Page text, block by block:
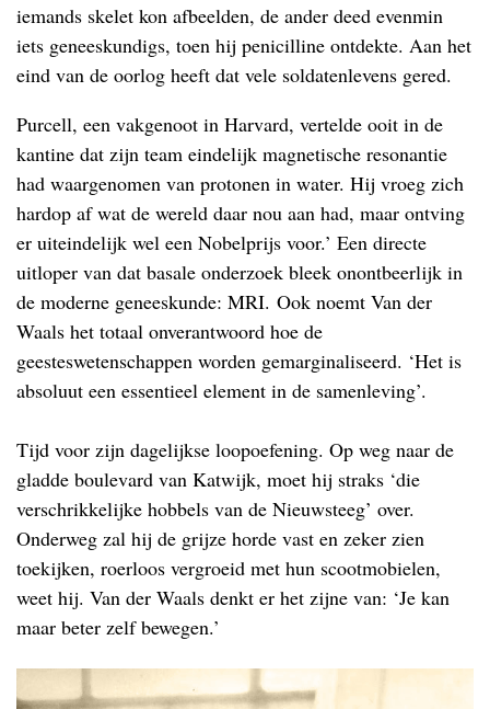
iemands skelet kon afbeelden, de ander deed evenmin
iets geneeskundigs, toen hij penicilline ontdekte. Aan het
eind van de oorlog heeft dat vele soldatenlevens gered.
Purcell, een vakgenoot in Harvard, vertelde ooit in de
kantine dat zijn team eindelijk magnetische resonantie
had waargenomen van protonen in water. Hij vroeg zich
hardop af wat de wereld daar nou aan had, maar ontving
er uiteindelijk wel een Nobelprijs voor.’ Een directe
uitloper van dat basale onderzoek bleek onontbeerlijk in
de moderne geneeskunde: MRI. Ook noemt Van der
Waals het totaal onverantwoord hoe de
geesteswetenschappen worden gemarginaliseerd. ‘Het is
absoluut een essentieel element in de samenleving’.
Tijd voor zijn dagelijkse loopoefening. Op weg naar de
gladde boulevard van Katwijk, moet hij straks ‘die
verschrikkelijke hobbels van de Nieuwsteeg’ over.
Onderweg zal hij de grijze horde vast en zeker zien
toekijken, roerloos vergroeid met hun scootmobielen,
weet hij. Van der Waals denkt er het zijne van: ‘Je kan
maar beter zelf bewegen.’